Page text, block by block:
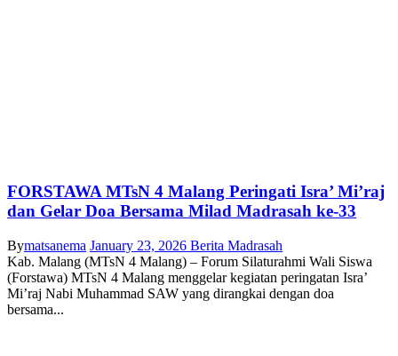
FORSTAWA MTsN 4 Malang Peringati Isra’ Mi’raj
dan Gelar Doa Bersama Milad Madrasah ke-33
Bymatsanema January 23, 2026 Berita Madrasah
Kab. Malang (MTsN 4 Malang) – Forum Silaturahmi Wali Siswa
(Forstawa) MTsN 4 Malang menggelar kegiatan peringatan Isra’
Mi’raj Nabi Muhammad SAW yang dirangkai dengan doa
bersama...